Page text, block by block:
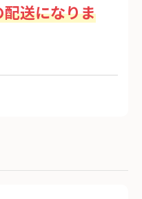
送になりま